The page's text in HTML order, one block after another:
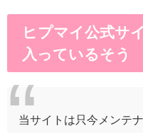
ヒプマイ公式サ
入っているそう
当サイトは只今メンテ